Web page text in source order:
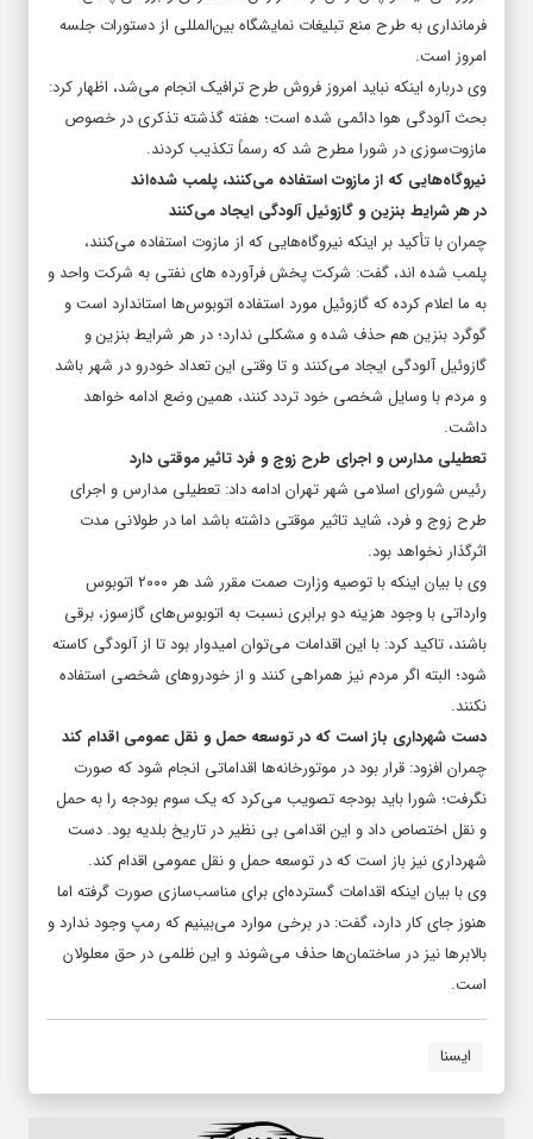
فرمانداری به طرح منع تبلیغات نمایشگاه بین‌المللی از دستورات جلسه
امروز است.
وی درباره اینکه نباید امروز فروش طرح ترافیک انجام می‌شد، اظهار کرد:
بحث آلودگی هوا دائمی شده است؛ هفته گذشته تذکری در خصوص
مازوت‌سوزی در شورا مطرح شد که رسماً تکذیب کردند.
نیروگاه‌هایی که از مازوت استفاده می‌کنند، پلمب شده‌اند
در هر شرایط بنزین و گازوئیل آلودگی ایجاد می‌کنند
چمران با تأکید بر اینکه نیروگاه‌هایی که از مازوت استفاده می‌کنند،
پلمب شده اند، گفت: شرکت پخش فرآورده های نفتی به شرکت واحد و
به ما اعلام کرده که گازوئیل مورد استفاده اتوبوس‌ها استاندارد است و
گوگرد بنزین هم حذف شده و مشکلی ندارد؛ در هر شرایط بنزین و
گازوئیل آلودگی ایجاد می‌کنند و تا وقتی این تعداد خودرو در شهر باشد
و مردم با وسایل شخصی خود تردد کنند، همین وضع ادامه خواهد
داشت.
تعطیلی مدارس و اجرای طرح زوج و فرد تاثیر موقتی دارد
رئیس شورای اسلامی شهر تهران ادامه داد: تعطیلی مدارس و اجرای
طرح زوج و فرد، شاید تاثیر موقتی داشته باشد اما در طولانی مدت
اثرگذار نخواهد بود.
وی با بیان اینکه با توصیه وزارت صمت مقرر شد هر ۲۰۰۰ اتوبوس
وارداتی با وجود هزینه دو برابری نسبت به اتوبوس‌های گازسوز، برقی
باشند، تاکید کرد: با این اقدامات می‌توان امیدوار بود تا از آلودگی کاسته
شود؛ البته اگر مردم نیز همراهی کنند و از خودروهای شخصی استفاده
نکنند.
دست شهرداری باز است که در توسعه حمل و نقل عمومی اقدام کند
چمران افزود: قرار بود در موتورخانه‌ها اقداماتی انجام شود که صورت
نگرفت؛ شورا باید بودجه تصویب می‌کرد که یک سوم بودجه را به حمل
و نقل اختصاص داد و این اقدامی بی نظیر در تاریخ بلدیه بود. دست
شهرداری نیز باز است که در توسعه حمل و نقل عمومی اقدام کند.
وی با بیان اینکه اقدامات گسترده‌ای برای مناسب‌سازی صورت گرفته اما
هنوز جای کار دارد، گفت: در برخی موارد می‌بینیم که رمپ وجود ندارد و
بالابرها نیز در ساختمان‌ها حذف می‌شوند و این ظلمی در حق معلولان
است.
ایسنا